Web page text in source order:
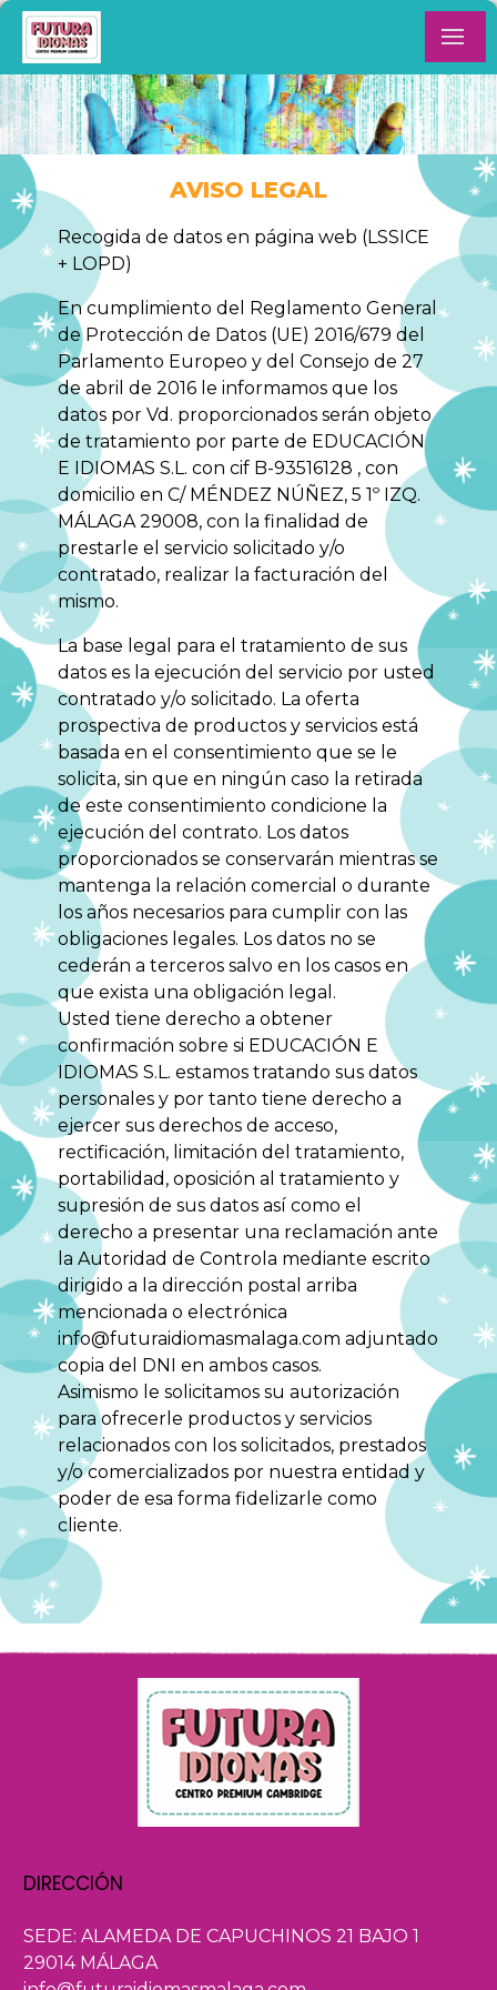
AVISO LEGAL
Recogida de datos en página web (LSSICE
+ LOPD)
En cumplimiento del Reglamento General
de Protección de Datos (UE) 2016/679 del
Parlamento Europeo y del Consejo de 27
de abril de 2016 le informamos que los
datos por Vd. proporcionados serán objeto
de tratamiento por parte de EDUCACIÓN
E IDIOMAS S.L. con cif B-93516128 , con
domicilio en C/ MÉNDEZ NÚÑEZ, 5 1º IZQ.
MÁLAGA 29008, con la finalidad de
prestarle el servicio solicitado y/o
contratado, realizar la facturación del
mismo.
La base legal para el tratamiento de sus
datos es la ejecución del servicio por usted
contratado y/o solicitado. La oferta
prospectiva de productos y servicios está
basada en el consentimiento que se le
solicita, sin que en ningún caso la retirada
de este consentimiento condicione la
ejecución del contrato. Los datos
proporcionados se conservarán mientras se
mantenga la relación comercial o durante
los años necesarios para cumplir con las
obligaciones legales. Los datos no se
cederán a terceros salvo en los casos en
que exista una obligación legal.
Usted tiene derecho a obtener
confirmación sobre si EDUCACIÓN E
IDIOMAS S.L. estamos tratando sus datos
personales y por tanto tiene derecho a
ejercer sus derechos de acceso,
rectificación, limitación del tratamiento,
portabilidad, oposición al tratamiento y
supresión de sus datos así como el
derecho a presentar una reclamación ante
la Autoridad de Controla mediante escrito
dirigido a la dirección postal arriba
mencionada o electrónica
info@futuraidiomasmalaga.com adjuntado
copia del DNI en ambos casos.
Asimismo le solicitamos su autorización
para ofrecerle productos y servicios
relacionados con los solicitados, prestados
y/o comercializados por nuestra entidad y
poder de esa forma fidelizarle como
cliente.
DIRECCIÓN
SEDE: ALAMEDA DE CAPUCHINOS 21 BAJO 1
29014 MÁLAGA